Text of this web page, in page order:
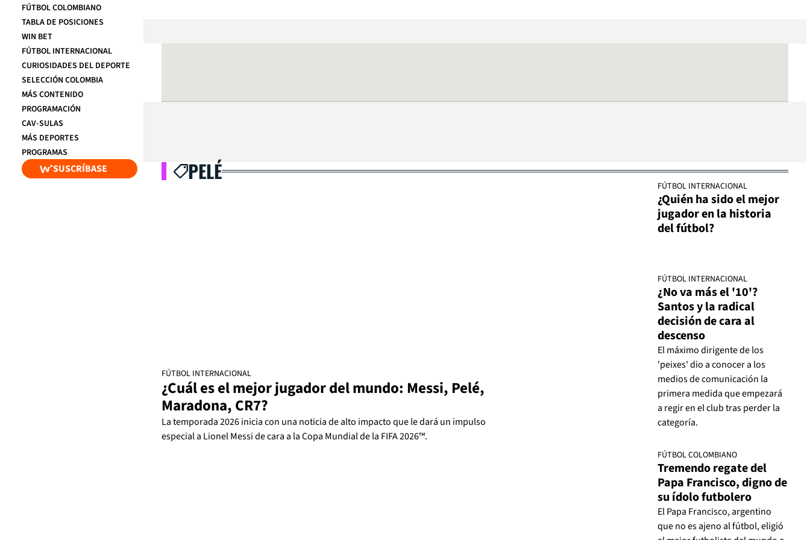
FÚTBOL COLOMBIANO
TABLA DE POSICIONES
WIN BET
FÚTBOL INTERNACIONAL
CURIOSIDADES DEL DEPORTE
SELECCIÓN COLOMBIA
MÁS CONTENIDO
PROGRAMACIÓN
CAV-SULAS
MÁS DEPORTES
PROGRAMAS
SUSCRÍBASE PELÉ
FÚTBOL INTERNACIONAL
¿Cuál es el mejor jugador del mundo: Messi, Pelé,
Maradona, CR7?
La temporada 2026 inicia con una noticia de alto impacto que le dará un impulso
especial a Lionel Messi de cara a la Copa Mundial de la FIFA 2026™.
FÚTBOL INTERNACIONAL
¿Quién ha sido el mejor
jugador en la historia
del fútbol?
FÚTBOL INTERNACIONAL
¿No va más el '10'?
Santos y la radical
decisión de cara al
descenso
El máximo dirigente de los
'peixes' dio a conocer a los
medios de comunicación la
primera medida que empezará
a regir en el club tras perder la
categoría.
FÚTBOL COLOMBIANO
Tremendo regate del
Papa Francisco, digno de
su ídolo futbolero
El Papa Francisco, argentino
que no es ajeno al fútbol, eligió